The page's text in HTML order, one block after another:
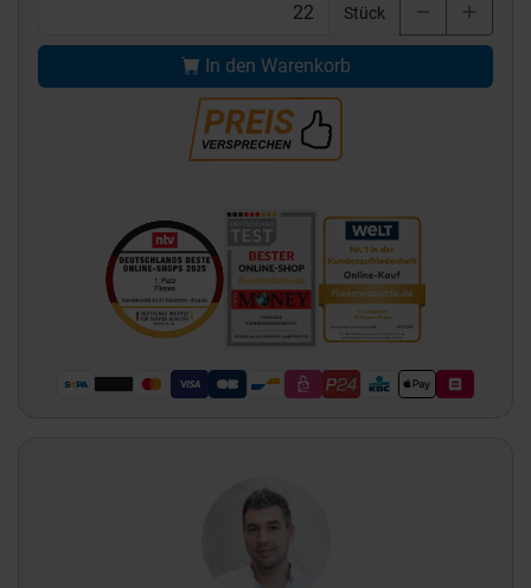
Stück
In den Warenkorb